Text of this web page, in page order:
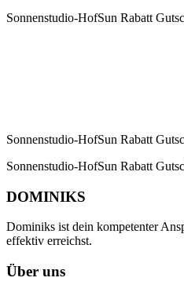
Sonnenstudio-HofSun Rabatt
Sonnenstudio-HofSun Rabatt
Sonnenstudio-HofSun Rabatt
DOMINIKS
Dominiks ist dein kompetenter
effektiv erreichst.
Über uns